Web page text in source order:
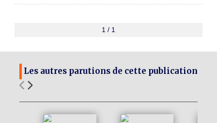
1 / 1
Les autres parutions de cette publication